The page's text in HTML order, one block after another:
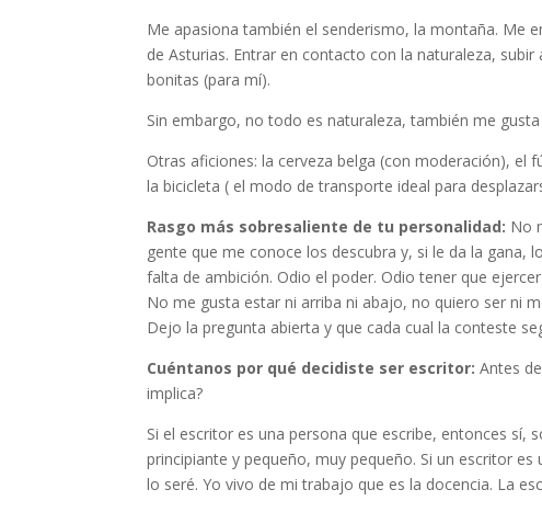
Me apasiona también el senderismo, la montaña. Me
de Asturias. Entrar en contacto con la naturaleza,
bonitas (para mí).
Sin embargo, no todo es naturaleza, también me
Otras aficiones: la cerveza belga (con moderación), el
la bicicleta ( el modo de transporte ideal para
Rasgo más sobresaliente de tu personalidad: No
gente que me conoce los descubra y, si le da la
falta de ambición. Odio el poder. Odio tener que
No me gusta estar ni arriba ni abajo, no quiero ser ni
Dejo la pregunta abierta y que cada cual la conteste
Cuéntanos por qué decidiste ser escritor:Antes
implica?
Si el escritor es una persona que escribe, entonces
principiante y pequeño, muy pequeño. Si un escritor
lo seré. Yo vivo de mi trabajo que es la docencia. La